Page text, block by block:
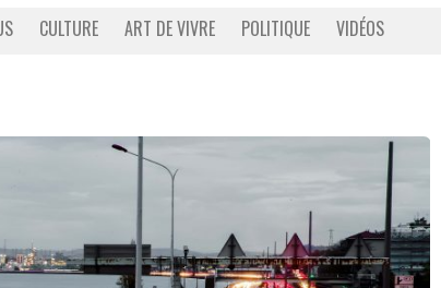
CULTURE ART DE VIVRE POLITIQUE VIDÉOS